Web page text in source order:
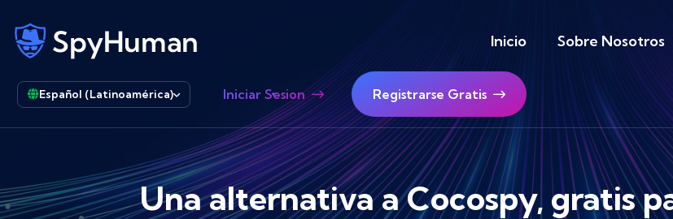
Inicio Sobre Nosotros
Español (Latinoamérica) Iniciar Sesion Registrarse Gratis
Una alternativa a Cocospy, gratis